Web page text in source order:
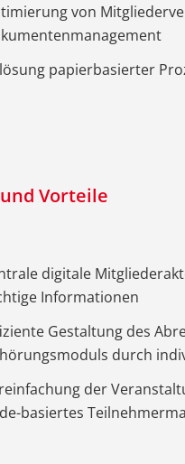
von
papierbasierter
Vorteile
digitale
Informationen
Gestaltung des
durch
der
basiertes